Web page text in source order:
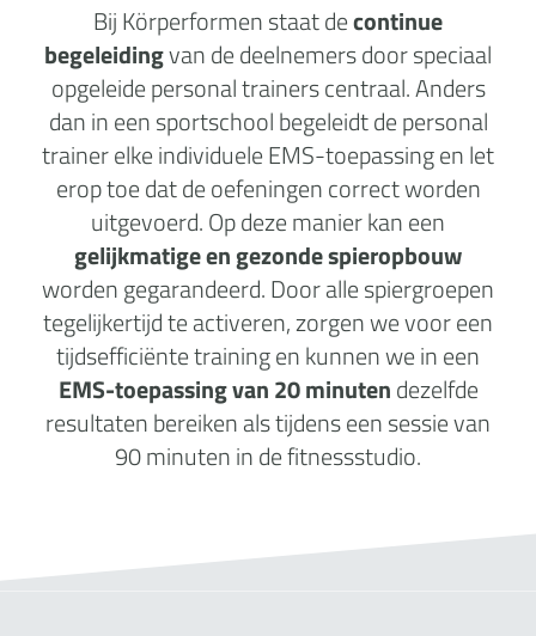
Bij Körperformen staat decontinue
begeleidingvan de deelnemers door speciaal
opgeleide personal trainers centraal. Anders
dan in een sportschool begeleidt de personal
trainer elke individuele EMS-toepassing en let
erop toe dat de oefeningen correct worden
uitgevoerd. Op deze manier kan een
gelijkmatige en gezonde spieropbouw
worden gegarandeerd. Door alle spiergroepen
tegelijkertijd te activeren, zorgen we voor een
tijdsefficiënte training en kunnen we in een
EMS-toepassing van 20 minutendezelfde
resultaten bereiken als tijdens een sessie van
90 minuten in de fitnessstudio.